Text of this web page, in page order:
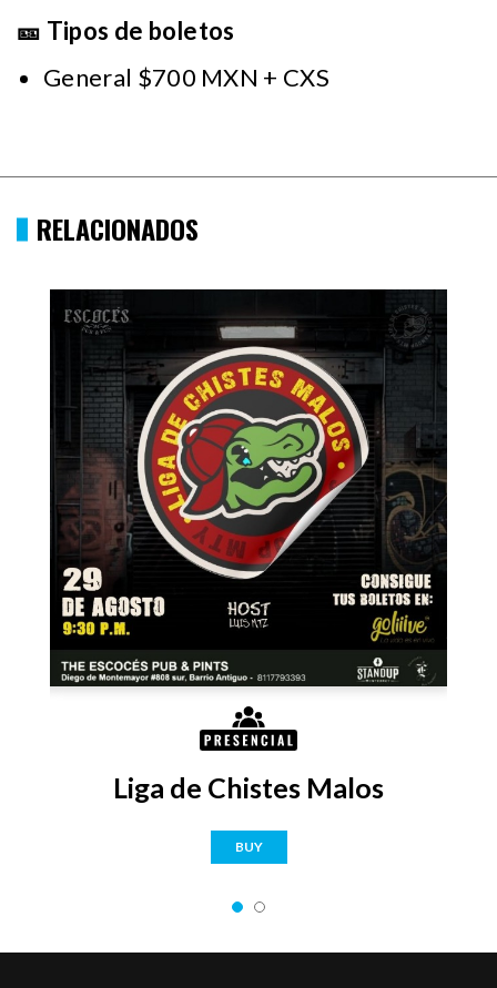
🎫 Tipos de boletos
General $700 MXN + CXS
RELACIONADOS
Liga de Chistes Malos
BUY